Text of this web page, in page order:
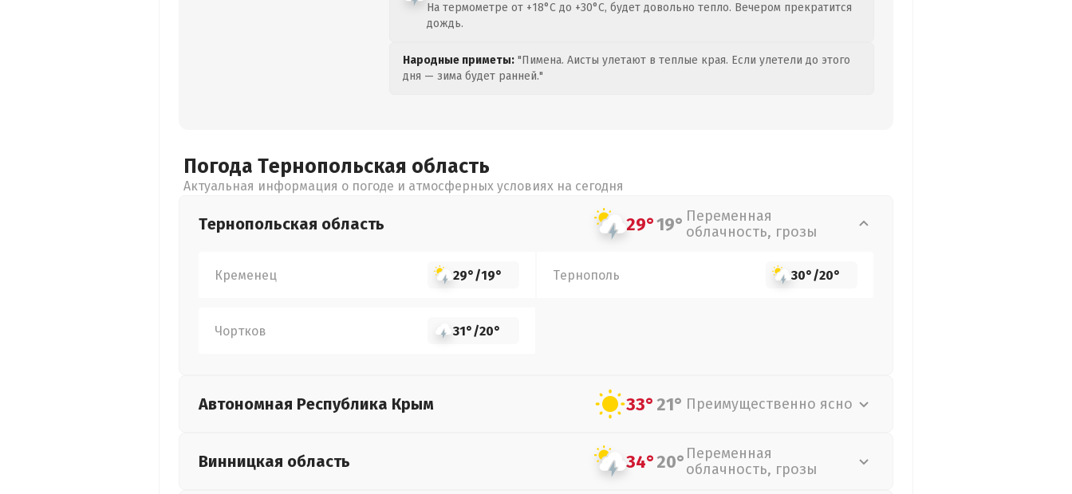
На термометре от +18°C до +30°C, будет довольно тепло. Вечером прекратится
дождь.
Народные приметы: "Пимена. Аисты улетают в теплые края. Если улетели до этого
дня — зима будет ранней."
Погода Тернопольская область
Актуальная информация о погоде и атмосферных условиях на сегодня
Тернопольская область 29°19° Переменная
облачность, грозы
Кременец 29°/19° Тернополь 30°/20°
Чортков 31°/20°
Автономная Республика Крым 33°21° Преимущественно ясно
Винницкая область 34°20° Переменная
облачность, грозы